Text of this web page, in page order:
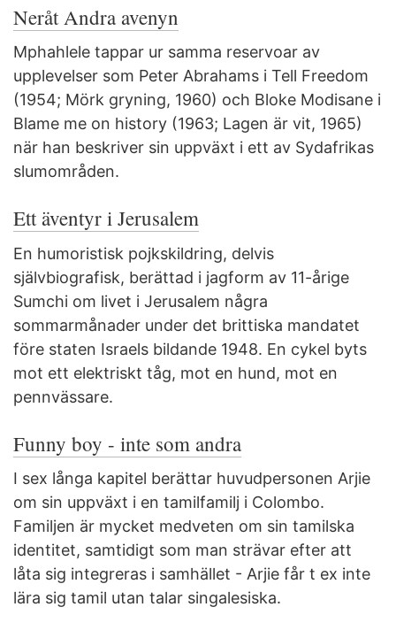
Neråt Andra avenyn
Mphahlele tappar ur samma reservoar av
upplevelser som Peter Abrahams i Tell Freedom
(1954; Mörk gryning, 1960) och Bloke Modisane i
Blame me on history (1963; Lagen är vit, 1965)
när han beskriver sin uppväxt i ett av Sydafrikas
slumområden.
Ett äventyr i Jerusalem
En humoristisk pojkskildring, delvis
självbiografisk, berättad i jagform av 11-årige
Sumchi om livet i Jerusalem några
sommarmånader under det brittiska mandatet
före staten Israels bildande 1948. En cykel byts
mot ett elektriskt tåg, mot en hund, mot en
pennvässare.
Funny boy - inte som andra
I sex långa kapitel berättar huvudpersonen Arjie
om sin uppväxt i en tamilfamilj i Colombo.
Familjen är mycket medveten om sin tamilska
identitet, samtidigt som man strävar efter att
låta sig integreras i samhället - Arjie får t ex inte
lära sig tamil utan talar singalesiska.